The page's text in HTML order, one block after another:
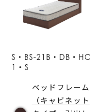
S・BS-21B・DB・HC
1・S
ベッドフレーム
（キャビネット